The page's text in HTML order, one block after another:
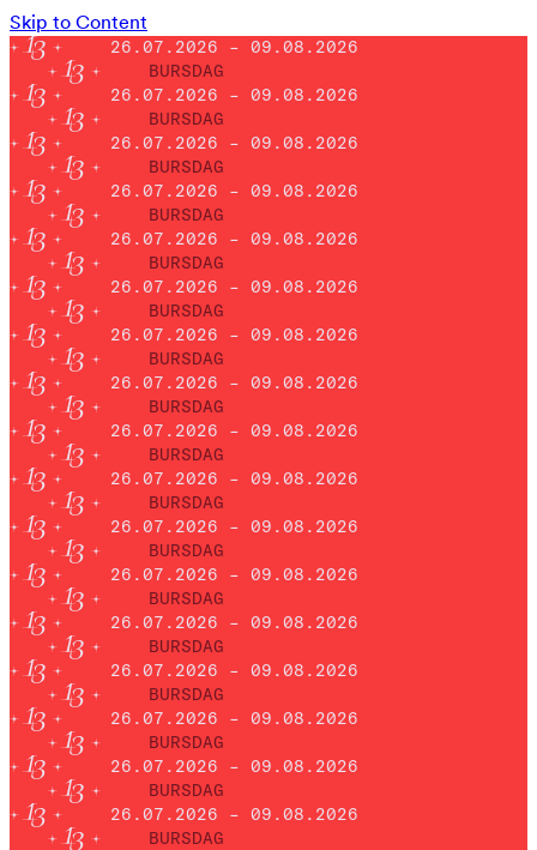
Skip to Content
26.07.2026 – 09.08.2026
BURSDAG
26.07.2026 – 09.08.2026
BURSDAG
26.07.2026 – 09.08.2026
BURSDAG
26.07.2026 – 09.08.2026
BURSDAG
26.07.2026 – 09.08.2026
BURSDAG
26.07.2026 – 09.08.2026
BURSDAG
26.07.2026 – 09.08.2026
BURSDAG
26.07.2026 – 09.08.2026
BURSDAG
26.07.2026 – 09.08.2026
BURSDAG
26.07.2026 – 09.08.2026
BURSDAG
26.07.2026 – 09.08.2026
BURSDAG
26.07.2026 – 09.08.2026
BURSDAG
26.07.2026 – 09.08.2026
BURSDAG
26.07.2026 – 09.08.2026
BURSDAG
26.07.2026 – 09.08.2026
BURSDAG
26.07.2026 – 09.08.2026
BURSDAG
26.07.2026 – 09.08.2026
BURSDAG